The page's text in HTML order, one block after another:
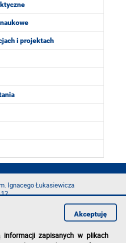
i projektach
Ignacego Łukasiewicza
informacji zapisanych w plikach
Akceptuję